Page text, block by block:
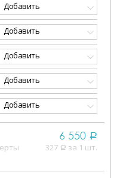
Добавить
Добавить
Добавить
Добавить
Добавить
6 550 a
327 a за 1 шт.